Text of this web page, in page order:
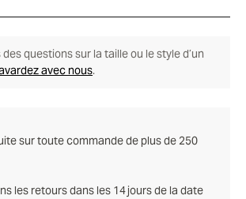
questions sur la taille ou le style d’un
avec nous.
sur toute commande de plus de 250
les retours dans les 14 jours de la date